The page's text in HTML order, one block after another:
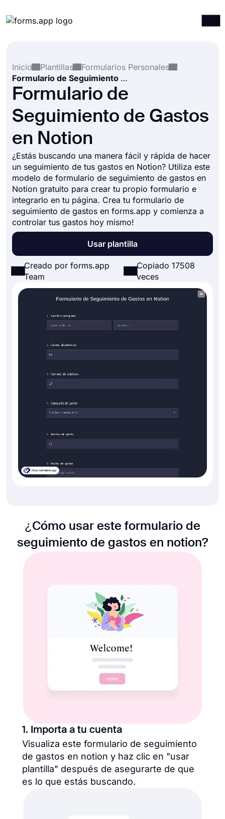
Integraciones
Plantillas
Recursos
Precios
Inicio
Plantillas
Formularios Personales
Formulario de Seguimiento de Gastos en Notion
Formulario de
Seguimiento de Gastos
en Notion
¿Estás buscando una manera fácil y rápida de hacer
un seguimiento de tus gastos en Notion? Utiliza este
modelo de formulario de seguimiento de gastos en
Notion gratuito para crear tu propio formulario e
integrarlo en tu página. Crea tu formulario de
seguimiento de gastos en forms.app y comienza a
controlar tus gastos hoy mismo!
Usar plantilla
Creado por forms.app
Team
Copiado 17508
veces
¿Cómo usar este formulario de
seguimiento de gastos en notion?
1. Importa a tu cuenta
Visualiza este formulario de seguimiento
de gastos en notion y haz clic en "usar
plantilla" después de asegurarte de que
es lo que estás buscando.